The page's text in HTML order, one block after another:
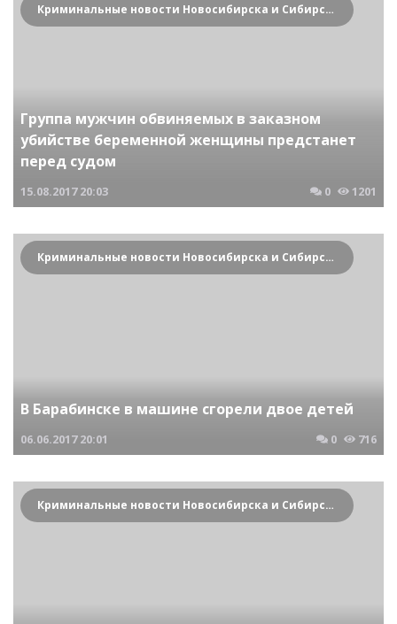
Криминальные новости Новосибирска и Сибирского региона
Группа мужчин обвиняемых в заказном
убийстве беременной женщины предстанет
перед судом
15.08.2017 20:03 0 1201
Криминальные новости Новосибирска и Сибирского региона
В Барабинске в машине сгорели двое детей
06.06.2017 20:01 0 716
Криминальные новости Новосибирска и Сибирского региона